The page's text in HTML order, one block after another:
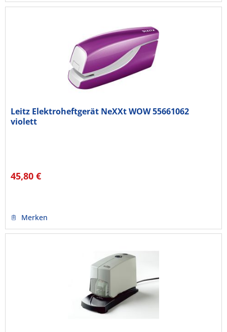
Leitz Elektroheftgerät NeXXt WOW 55661062
violett
45,80 €
Merken